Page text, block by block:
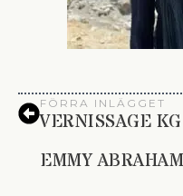
FÖRRA INLÄGGET
VERNISSAGE
EMMY